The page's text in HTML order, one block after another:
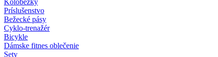
Príslušenstvo
Bežecké pásy
Cyklo-trenažér
Bicykle
Dámske fitnes oblečenie
Sety